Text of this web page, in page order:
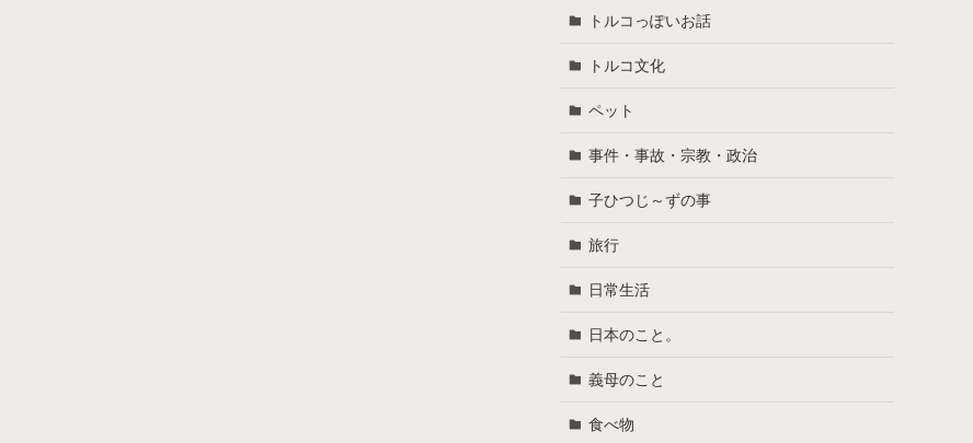
トルコっぽいお話
トルコ文化
ペット
事件・事故・宗教・政治
子ひつじ～ずの事
旅行
日常生活
日本のこと。
義母のこと
食べ物